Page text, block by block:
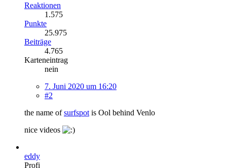
Reaktionen
1.575
Punkte
25.975
Beiträge
4.765
Karteneintrag
nein
7. Juni 2020 um 16:20
#2
the name ofsurfspot is Ool behind Venlo
nice videos
eddy
Profi